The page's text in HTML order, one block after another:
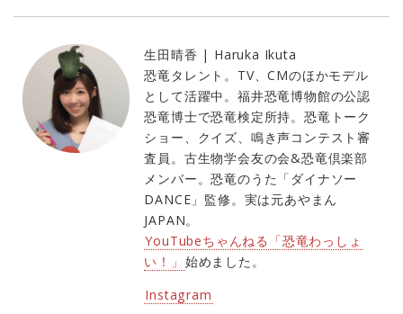
生田晴香 | Haruka Ikuta
恐竜タレント。TV、CMのほかモデル
として活躍中。福井恐竜博物館の公認
恐竜博士で恐竜検定所持。恐竜トーク
ショー、クイズ、鳴き声コンテスト審
査員。古生物学会友の会&恐竜倶楽部
メンバー。恐竜のうた「ダイナソー
DANCE」監修。実は元あやまん
JAPAN。
YouTubeちゃんねる「恐竜わっしょ
い！」 始めました。
Instagram